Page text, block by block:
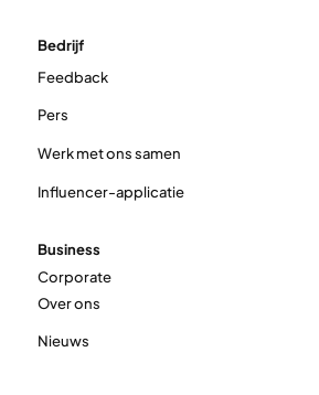
Bedrijf
Feedback
Pers
Werk met ons samen
Influencer-applicatie
Business
Corporate
Over ons
Nieuws